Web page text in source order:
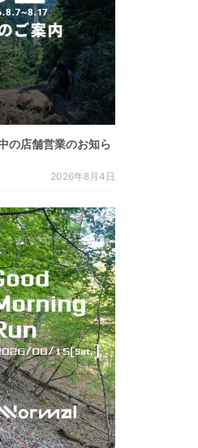
の店舗営業のお知ら
2026年8月4日